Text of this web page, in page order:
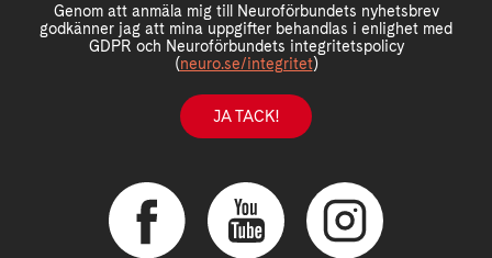
Genom att anmäla mig till Neuroförbundets nyhetsbrev
godkänner jag att mina uppgifter behandlas i enlighet med
GDPR och Neuroförbundets integritetspolicy
(neuro.se/integritet)
JA TACK!